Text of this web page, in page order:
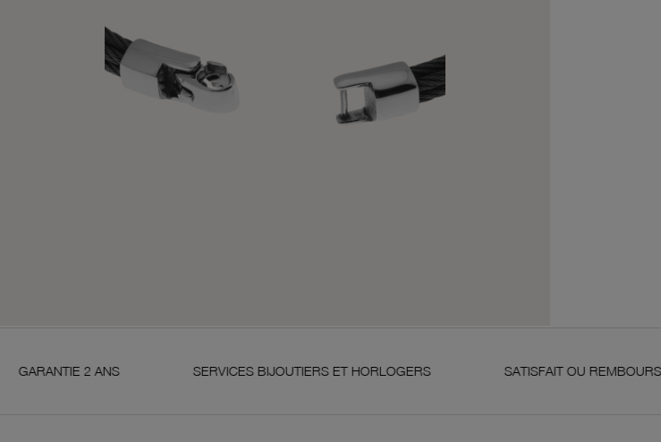
2 ANS SERVICES BIJOUTIERS ET HORLOGERS SATISFAIT OU REMBOURSÉ